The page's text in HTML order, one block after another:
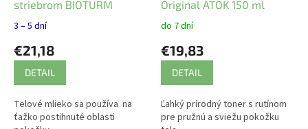
striebrom BIOTURM
3 – 5 dní
€21,18
DETAIL
Telové mlieko sa používa na
ťažko postihnuté oblasti
Original ATOK 150 ml
do 7 dní
€19,83
DETAIL
Ľahký prírodný toner s rutínom
pre pružnú a sviežu pokožku